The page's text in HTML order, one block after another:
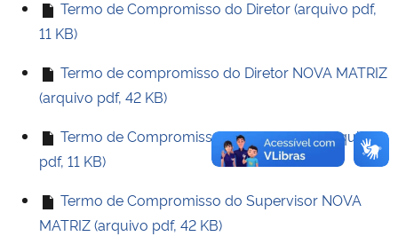
Termo de Compromisso do Diretor (arquivo pdf,
11 KB)
Termo de compromisso do Diretor NOVA MATRIZ
(arquivo pdf, 42 KB)
Termo de Compromisso do Supervisor (arquivo
pdf, 11 KB)
Termo de Compromisso do Supervisor NOVA
MATRIZ (arquivo pdf, 42 KB)